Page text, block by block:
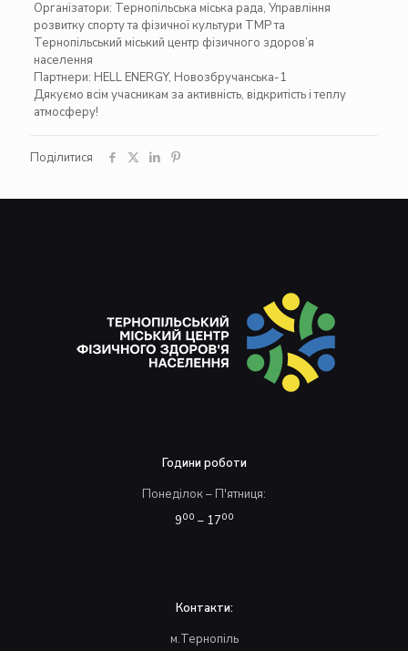
Організатори: Тернопільська міська рада, Управління
розвитку спорту та фізичної культури ТМРта
Тернопільський міський центр фізичного здоров’я
населення
Партнери: HELL ENERGY, Новозбручанська-1
Дякуємо всім учасникам за активність, відкритість і теплу
атмосферу!
Поділитися
Години роботи
Понеділок – П'ятниця:
900 – 1700
Контакти:
м.Тернопіль